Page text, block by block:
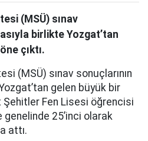
(MSÜ) sınav
birlikte Yozgat’tan
çıktı.
(MSÜ) sınav sonuçlarının
gelen büyük bir
Şehitler Fen Lisesi öğrencisi
25’inci olarak
attı.